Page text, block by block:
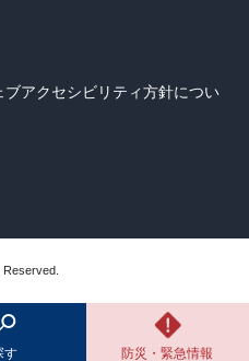
す 防災・緊急情報
アクセシビリティ方針につい
Reserved.